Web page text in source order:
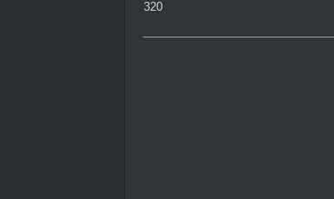
320